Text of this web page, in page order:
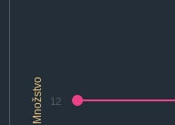
Množstvo 12